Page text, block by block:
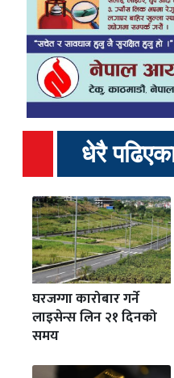
धेरै
घरजग्गा कारोबार गर्ने
लाइसेन्स लिन २१ दिनको
समय